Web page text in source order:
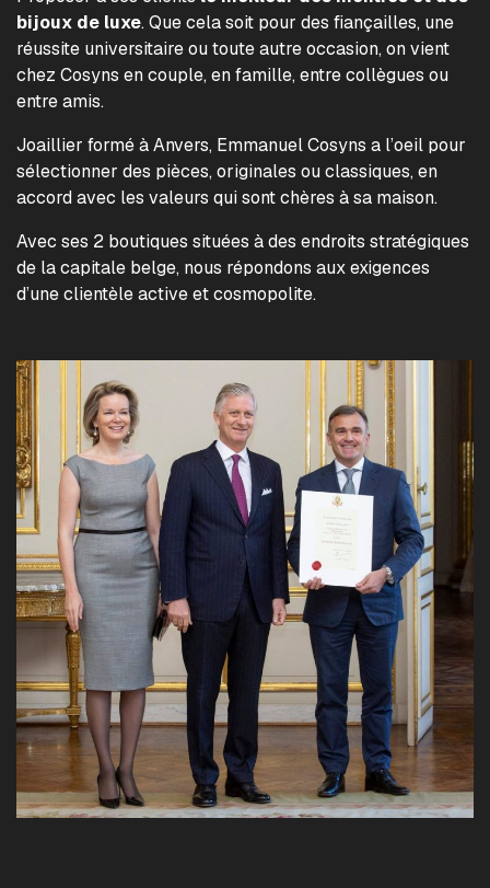
bijoux de luxe. Que cela soit pour des fiançailles, une
réussite universitaire ou toute autre occasion, on vient
chez Cosyns en couple, en famille, entre collègues ou
entre amis.
Joaillier formé à Anvers, Emmanuel Cosyns a l’oeil pour
sélectionner des pièces, originales ou classiques, en
accord avec les valeurs qui sont chères à sa maison.
Avec ses 2 boutiques situées à des endroits stratégiques
de la capitale belge, nous répondons aux exigences
d’une clientèle active et cosmopolite.